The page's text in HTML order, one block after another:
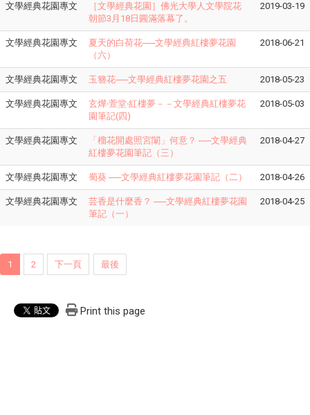
文學經典花園專文
［文學經典花園］佛光大學人文學院花
朝節3月18日圓滿落幕了。
2019-03-19
文學經典花園專文
​夏天的白荷花──文學經典紅樓夢花園
（六）
2018-06-21
文學經典花園專文 玉簪花──文學經典紅樓夢花園之五 2018-05-23
文學經典花園專文
玄燁‧萱堂‧紅樓夢－－文學經典紅樓夢花
園筆記(四)
2018-05-03
文學經典花園專文
「榴花開處照宮闈」何意？ ──文學經典
紅樓夢花園筆記（三）
2018-04-27
文學經典花園專文 蜀葵 ──文學經典紅樓夢花園筆記（二） 2018-04-26
文學經典花園專文
芸香是什麼香？ ──文學經典紅樓夢花園
筆記（一）
2018-04-25
1 2 下一頁 最後
Print this page